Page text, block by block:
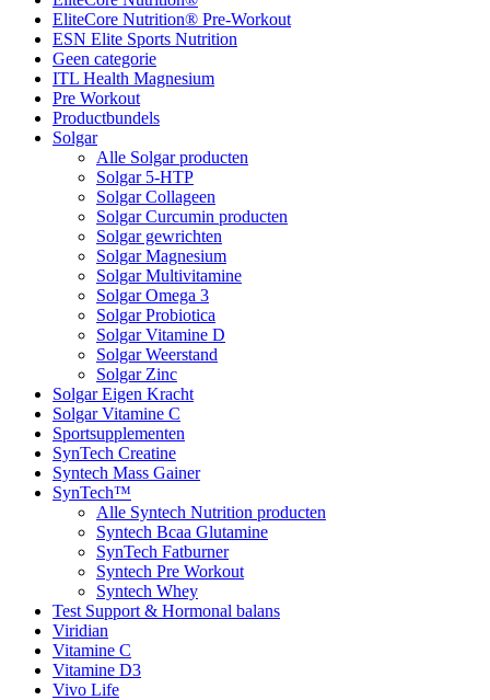
EliteCore Nutrition® Pre-Workout
ESN Elite Sports Nutrition
Geen categorie
ITL Health Magnesium
Pre Workout
Productbundels
Solgar
Alle Solgar producten
Solgar 5-HTP
Solgar Collageen
Solgar Curcumin producten
Solgar gewrichten
Solgar Magnesium
Solgar Multivitamine
Solgar Omega 3
Solgar Probiotica
Solgar Vitamine D
Solgar Weerstand
Solgar Zinc
Solgar Eigen Kracht
Solgar Vitamine C
Sportsupplementen
SynTech Creatine
Syntech Mass Gainer
SynTech™
Alle Syntech Nutrition producten
Syntech Bcaa Glutamine
SynTech Fatburner
Syntech Pre Workout
Syntech Whey
Test Support & Hormonal balans
Viridian
Vitamine C
Vitamine D3
Vivo Life